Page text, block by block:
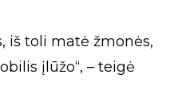
iš toli matė žmonės,
įlūžo“, – teigė